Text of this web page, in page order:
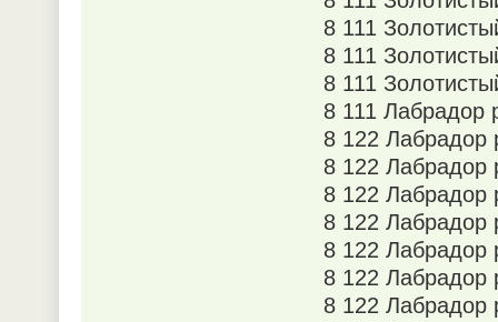
8 111
8 111
8 111
8 111 Лабрадор
8 122 Лабрадор
8 122 Лабрадор
8 122 Лабрадор
8 122 Лабрадор
8 122 Лабрадор
8 122 Лабрадор
8 122 Лабрадор